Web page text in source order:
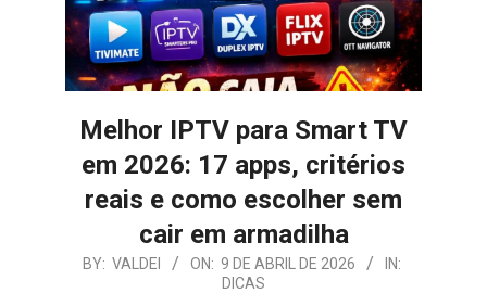
Melhor IPTV para Smart TV
em 2026: 17 apps, critérios
reais e como escolher sem
cair em armadilha
2026-
BY: VALDEI ON: 9 DE ABRIL DE 2026
IN:
DICAS